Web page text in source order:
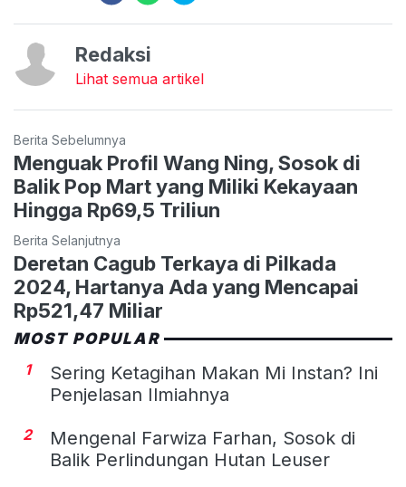
Redaksi
Lihat semua artikel
Berita Sebelumnya
Menguak Profil Wang Ning, Sosok di
Balik Pop Mart yang Miliki Kekayaan
Hingga Rp69,5 Triliun
Berita Selanjutnya
Deretan Cagub Terkaya di Pilkada
2024, Hartanya Ada yang Mencapai
Rp521,47 Miliar
MOST POPULAR
1
Sering Ketagihan Makan Mi Instan? Ini
Penjelasan Ilmiahnya
2
Mengenal Farwiza Farhan, Sosok di
Balik Perlindungan Hutan Leuser